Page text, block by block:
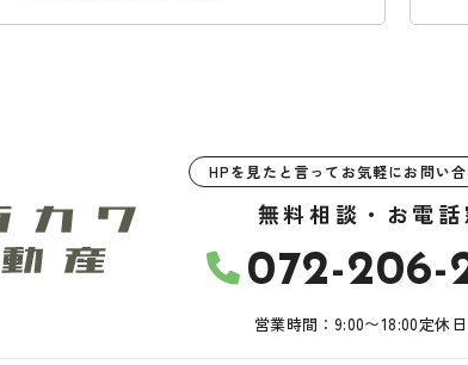
HPを見たと言ってお気軽にお問い
無料相談・お電話
072-206-
営業時間：9:00〜18:00定休